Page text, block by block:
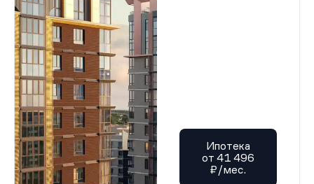
Ипотека
от 41 496
₽/мес.